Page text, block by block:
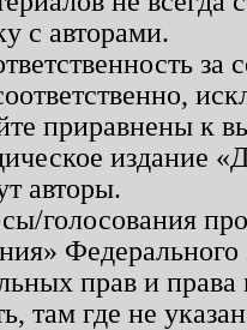
с авторами.
приравнены к
издание
авторы.
голосования
прав и
там где не